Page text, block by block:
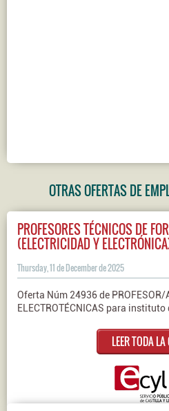
OTRAS OFERTAS DE
PROFESORES TÉCNICOS DE
(ELECTRICIDAD Y
Thursday, 11 de December de 2025
Oferta Núm 24936 de PROFESOR/
ELECTROTÉCNICAS para instituto
LEER TODA LA